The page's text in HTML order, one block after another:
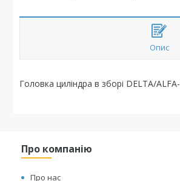
Опис
Головка циліндра в зборі DELTA/
Про компанію
Про нас